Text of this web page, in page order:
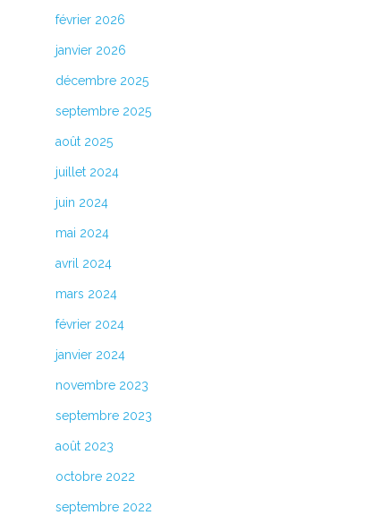
février 2026
janvier 2026
décembre 2025
septembre 2025
août 2025
juillet 2024
juin 2024
mai 2024
avril 2024
mars 2024
février 2024
janvier 2024
novembre 2023
septembre 2023
août 2023
octobre 2022
septembre 2022